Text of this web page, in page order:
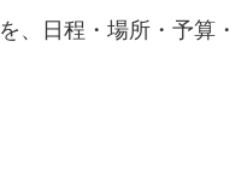
を、日程・場所・予算・